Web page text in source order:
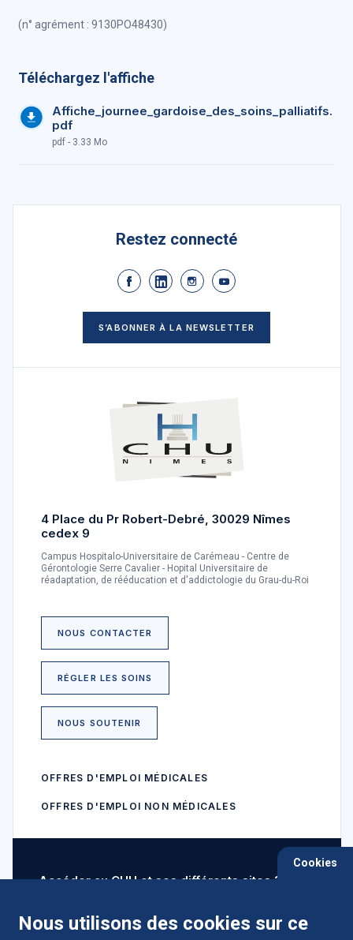
(n° agrément : 9130PO48430)
Téléchargez l'affiche
Affiche_journee_gardoise_des_soins_palliatifs.
pdf
pdf - 3.33 Mo
Restez connecté
S’ABONNER À LA NEWSLETTER
4 Place du Pr Robert-Debré, 30029 Nîmes
cedex 9
Campus Hospitalo-Universitaire de Carémeau - Centre de
Gérontologie Serre Cavalier - Hopital Universitaire de
réadaptation, de rééducation et d'addictologie du Grau-du-Roi
NOUS CONTACTER
RÉGLER LES SOINS
NOUS SOUTENIR
OFFRES D'EMPLOI MÉDICALES
OFFRES D'EMPLOI NON MÉDICALES
Accéder au CHU et ses différents sites ?
Cookies
Nous utilisons des cookies sur ce